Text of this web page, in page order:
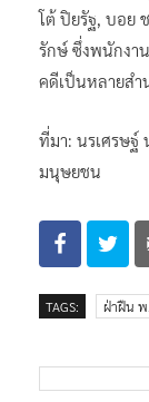
โต้ ปิยรัฐ, บอย
รักษ์ ซึ่งพนักงา
คดีเป็นหลายสำ
ที่มา: นรเศรษฐ์
มนุษยชน
TAGS: ฝ่าฝืน พ